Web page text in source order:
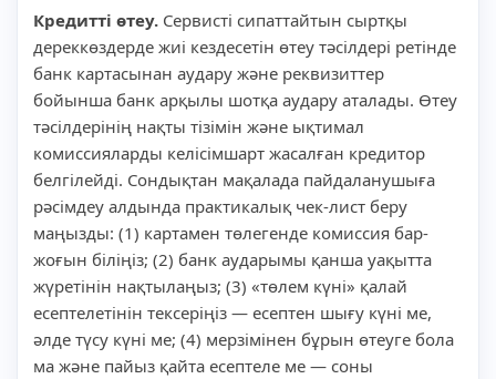
Кредитті өтеу. Сервисті сипаттайтын сыртқы
дереккөздерде жиі кездесетін өтеу тәсілдері ретінде
банк картасынан аудару және реквизиттер
бойынша банк арқылы шотқа аудару аталады. Өтеу
тәсілдерінің нақты тізімін және ықтимал
комиссияларды келісімшарт жасалған кредитор
белгілейді. Сондықтан мақалада пайдаланушыға
рәсімдеу алдында практикалық чек-лист беру
маңызды: (1) картамен төлегенде комиссия бар-
жоғын біліңіз; (2) банк аударымы қанша уақытта
жүретінін нақтылаңыз; (3) «төлем күні» қалай
есептелетінін тексеріңіз — есептен шығу күні ме,
әлде түсу күні ме; (4) мерзімінен бұрын өтеуге бола
ма және пайыз қайта есептеле ме — соны